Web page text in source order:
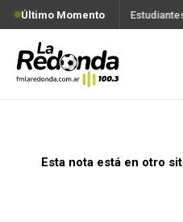
Último Momento
Esta nota está en otro